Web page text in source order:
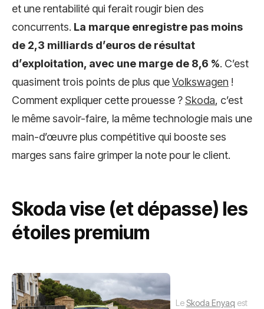
et une rentabilité qui ferait rougir bien des
concurrents. La marque enregistre pas moins
de 2,3 milliards d’euros de résultat
d’exploitation, avec une marge de 8,6 %. C’est
quasiment trois points de plus queVolkswagen !
Comment expliquer cette prouesse ?Skoda, c’est
le même savoir-faire, la même technologie mais une
main-d’œuvre plus compétitive qui booste ses
marges sans faire grimper la note pour le client.
Skoda vise (et dépasse) les
étoiles premium
LeSkoda Enyaq est